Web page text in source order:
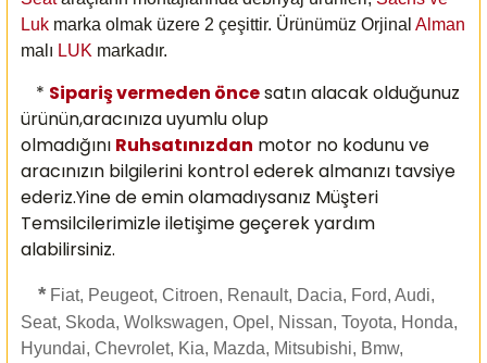
Luk marka olmak üzere 2 çeşittir. Ürünümüz Orjinal Alman
malı LUK markadır.
* Sipariş vermeden öncesatın alacak olduğunuz
ürünün,aracınıza uyumlu olup
olmadığını Ruhsatınızdan motor no kodunu ve
aracınızın bilgilerini kontrol ederek almanızı tavsiye
ederiz.Yine de emin olamadıysanız Müşteri
Temsilcilerimizle iletişime geçerek yardım
alabilirsiniz.
* Fiat, Peugeot, Citroen, Renault, Dacia, Ford, Audi,
Seat, Skoda, Wolkswagen, Opel, Nissan, Toyota, Honda,
Hyundai, Chevrolet, Kia, Mazda, Mitsubishi, Bmw,